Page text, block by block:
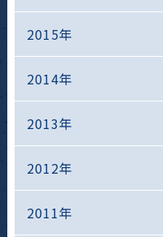
2015年
2014年
2013年
2012年
2011年